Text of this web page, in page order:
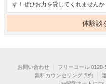
す！ぜひお力を貸してくれませんか
体験談
お問い合わせ フリーコール 0120-
無料カウンセリング予約